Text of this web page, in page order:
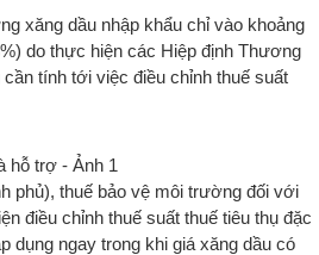
xăng dầu nhập khẩu chỉ vào khoảng
do thực hiện các Hiệp định Thương
tính tới việc điều chỉnh thuế suất
phủ), thuế bảo vệ môi trường đối với
điều chỉnh thuế suất thuế tiêu thụ đặc
dụng ngay trong khi giá xăng dầu có